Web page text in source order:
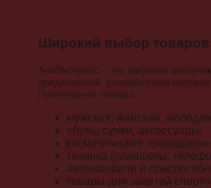
Широкий выбор товаров
АлиЭкспресс – это широкий
предложений, разработчики
Популярные товары:
мужская, женская,
обувь, сумки, аксессуары;
косметические
техника (планшеты,
автозапчасти и
товары для занятий